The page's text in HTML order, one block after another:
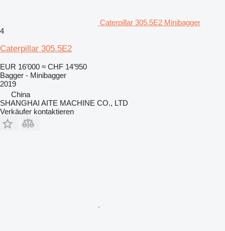
Caterpillar 305.5E2 Minibagger
4
Caterpillar 305.5E2
EUR 16’000 ≈ CHF 14’950
Bagger - Minibagger
2019
China
SHANGHAI AITE MACHINE CO., LTD
Verkäufer kontaktieren